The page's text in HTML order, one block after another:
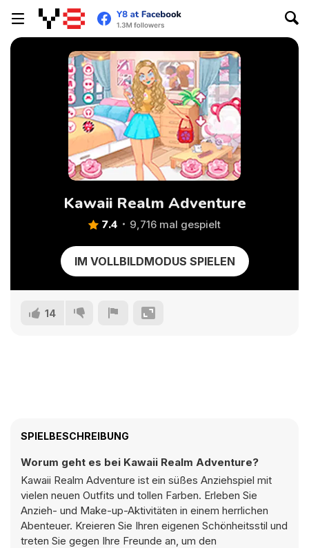
Kawaii Realm Adventure
7.4 9,716 mal gespielt
IM VOLLBILDMODUS SPIELEN
14
SPIELBESCHREIBUNG
Worum geht es bei Kawaii Realm Adventure?
Kawaii Realm Adventure ist ein süßes Anziehspiel mit
vielen neuen Outfits und tollen Farben. Erleben Sie
Anzieh- und Make-up-Aktivitäten in einem herrlichen
Abenteuer. Kreieren Sie Ihren eigenen Schönheitsstil und
treten Sie gegen Ihre Freunde an, um den